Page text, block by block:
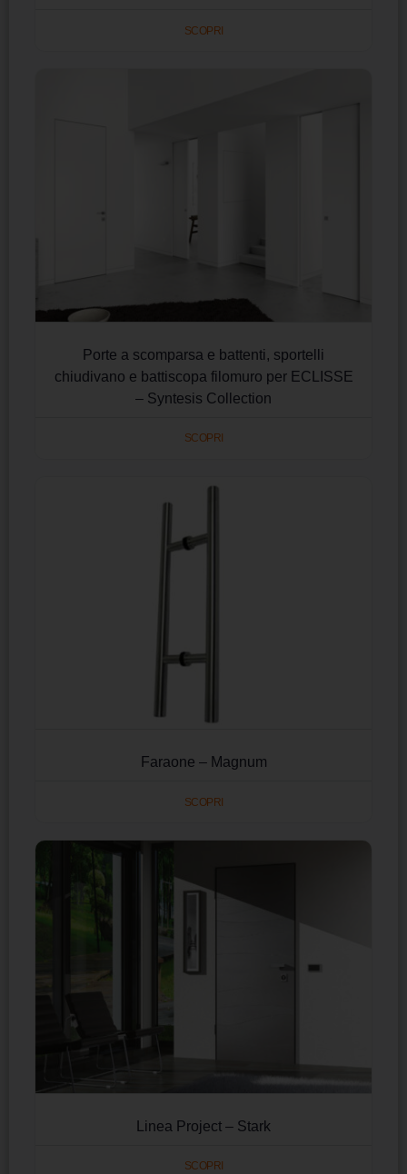
SCOPRI
Porte a scomparsa e battenti, sportelli
chiudivano e battiscopa filomuro per ECLISSE
– Syntesis Collection
SCOPRI
Faraone – Magnum
SCOPRI
Linea Project – Stark
SCOPRI